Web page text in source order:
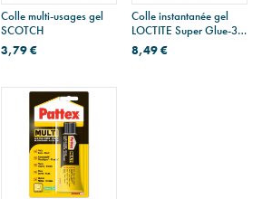
Colle multi-usages gel
SCOTCH
3,79 €
Colle instantanée gel
LOCTITE Super Glue-3
POWER FLEX GEL
8,49 €